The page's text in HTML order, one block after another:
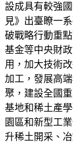
設成具有較強
見》出臺瞭一
破戰略行動重
基金等中央財
用，加大技術
加工，發展高
聚，建設全國
基地和稀土產
園區和新型工
升稀土開采、